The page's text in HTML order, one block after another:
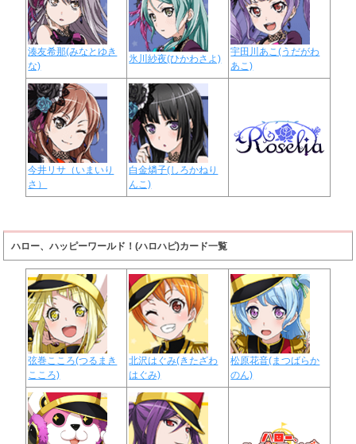
湊友希那(みなとゆき
な)
氷川紗夜(ひかわさよ)
宇田川あこ(うだがわ
あこ)
今井リサ（いまいり
さ）
白金燐子(しろかねり
んこ)
ハロー、ハッピーワールド！(ハロハピ)カード一覧
弦巻こころ(つるまき
こころ)
北沢はぐみ(きたざわ
はぐみ)
松原花音(まつばらか
のん)